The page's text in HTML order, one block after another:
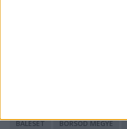
BALESET BORSOD MEGYE